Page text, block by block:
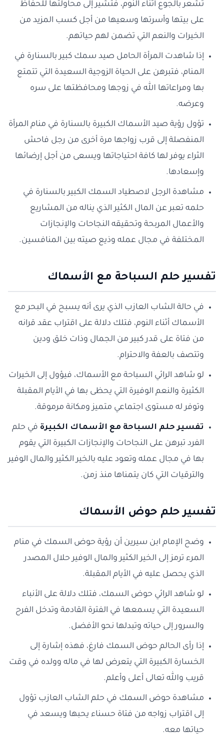
تشعر بالجوع أثناء النوم، فتشير إلى محاولتها للحفاظ
على بيتها وأسرتها وسعيها من أجل كسب المزيد من
الخيرات والنعم التي تضمن لهم حياتهم.
إذا شاهدت المرأة الحامل صيد سمك كبير بالسنارة في
المنام، فتبرهن على الحياة الزوجية السعيدة التي تتمتع
بها ومراعاتها الله في زوجها ومحافظتها على سره
وعرضه.
تؤول رؤية صيد الأسماك الكبيرة بالسنارة في منام المرأة
المنفصلة إلى قرب زواجها مرة أخرى من رجل فاحش
الثراء يوفر لها كافة احتياجاتها ويسعى من أجل إرضائها
وإسعادها.
مشاهدة الرجل لاصطياد السمك الكبير بالسنارة في
حلمه تعبر عن المال الكثير الذي يناله من المشاريع
والأعمال المربحة وتحقيقه النجاحات والإنجازات
المختلفة في مجال عمله وذيع صيته بين المنافسين.
تفسير حلم السباحة مع الأسماك
في حالة الشاب العازب الذي يرى أنه يسبح في البحر مع
الأسماك أثناء النوم، فتلك دلالة على اقتراب عقد قرانه
من فتاة على قدر كبير من الجمال وذات خلق ودين
وتتصف بالعفة والاحترام.
لو شاهد الرائي السباحة مع الأسماك، فيؤول إلى الخيرات
الكثيرة والنعم الوفيرة التي يحظى بها في الأيام المقبلة
وتوفر له مستوى اجتماعي متميز ومكانة مرموقة.
تفسير حلم السباحة مع الأسماك الكبيرة في حلم
الفرد تبرهن على النجاحات والإنجازات الكبيرة التي يقوم
بها في مجال عمله وتعود عليه بالخير الكثير والمال الوفير
والترقيات التي كان يتمناها منذ زمن.
تفسير حلم حوض الأسماك
وضح الإمام ابن سيرين أن رؤية حوض السمك في منام
المرء ترمز إلى الخير الكثير والمال الوفير حلال المصدر
الذي يحصل عليه في الأيام المقبلة.
لو شاهد الرائي حوض السمك، فتلك دلالة على الأنباء
السعيدة التي يسمعها في الفترة القادمة وتدخل الفرح
والسرور إلى حياته وتبدلها نحو الأفضل.
إذا رأى الحالم حوض السمك فارغ، فهذه إشارة إلى
الخسارة الكبيرة التي يتعرض لها في ماله وولده في وقت
قريب والله تعالى أعلى وأعلم.
مشاهدة حوض السمك في حلم الشاب العازب تؤول
إلى اقتراب زواجه من فتاة حسناء يحبها ويسعد في
حياتها معه.